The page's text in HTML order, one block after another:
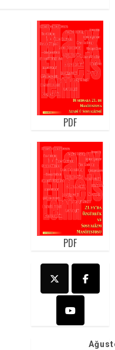
PDF
PDF